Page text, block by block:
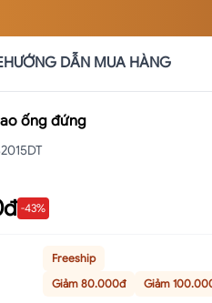
HƯỚNG DẪN MUA HÀNG
ống đứng
-43%
Freeship
Giảm 80.000đ Giảm